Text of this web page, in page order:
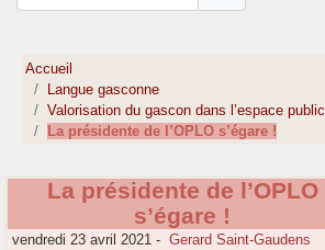
Accueil
Langue gasconne
Valorisation du gascon dans l’espace public
La présidente de l’OPLO s’égare !
La présidente de l’OPLO
s’égare !
vendredi 23 avril 2021 - Gerard Saint-Gaudens